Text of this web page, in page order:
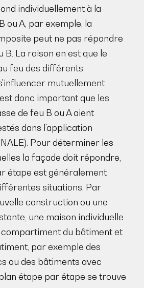
individuellement à la
ou A, par exemple, la
peut ne pas répondre
B. La raison en est que le
feu des différents
mutuellement
donc important que les
de feu B ou A aient
dans l'application
Pour déterminer les
la façade doit répondre,
étape est généralement
situations. Par
construction ou une
une maison individuelle
du bâtiment et
par exemple des
ou des bâtiments avec
étape par étape se trouve